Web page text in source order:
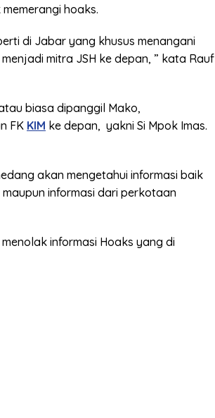
hoaks.
di Jabar yang khusus menangani
mitra JSH ke depan, ” kata Rauf
biasa dipanggil Mako,
FK KIM ke depan, yakni Si Mpok Imas.
akan mengetahui informasi baik
informasi dari perkotaan
informasi Hoaks yang di